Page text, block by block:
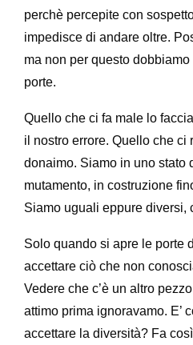
perchè percepite con
impedisce di andare oltre.
ma non per questo
porte.
Quello che ci fa male lo
il nostro errore. Quello che ci
donaimo. Siamo in uno stato
mutamento, in costruzione
Siamo uguali eppure diversi,
Solo quando si apre le porte
accettare ciò che non
Vedere che c’è un altro
attimo prima ignoravamo. E’
accettare la diversità? Fa